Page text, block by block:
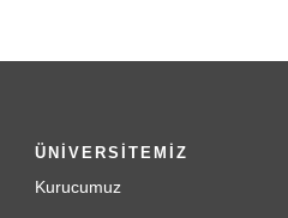
ÜNİVERSİTEMİZ
Kurucumuz